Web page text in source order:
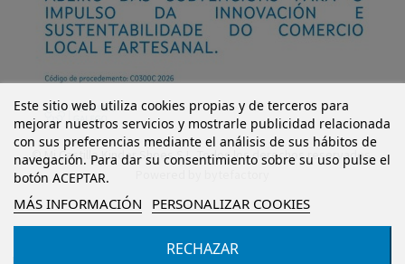
Este sitio web utiliza cookies propias y de terceros para
mejorar nuestros servicios y mostrarle publicidad relacionada
con sus preferencias mediante el análisis de sus hábitos de
navegación. Para dar su consentimiento sobre su uso pulse el
botón ACEPTAR.
MÁS INFORMACIÓN PERSONALIZAR COOKIES
RECHAZAR
© Mi Castillo Kinder Shoes S.L. Todos los derechos reservados.